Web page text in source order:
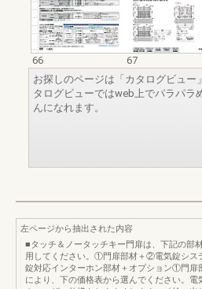
66
67
お探しのページは「カタログビュー
タログビューではweb上でパラパラ
んになれます。
左ページから抽出された内容
■タッチ＆ノータッチキー門扉は、下記の部
用してください。①門扉部材＋②電気錠シス
錠対応インターホン部材＋オプション①門扉
により、下の価格表から選んでください。電